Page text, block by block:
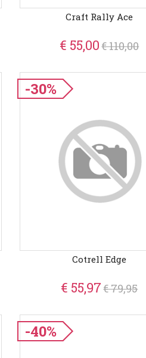
Craft Rally Ace
€ 55,00€ 110,00
-30%
Cotrell Edge
€ 55,97€ 79,95
-40%